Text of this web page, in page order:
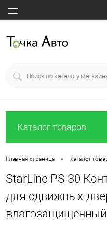
Каталог товаров
Главная страница • Каталог
StarLine PS-30
для сдвижных
влагозащищенный